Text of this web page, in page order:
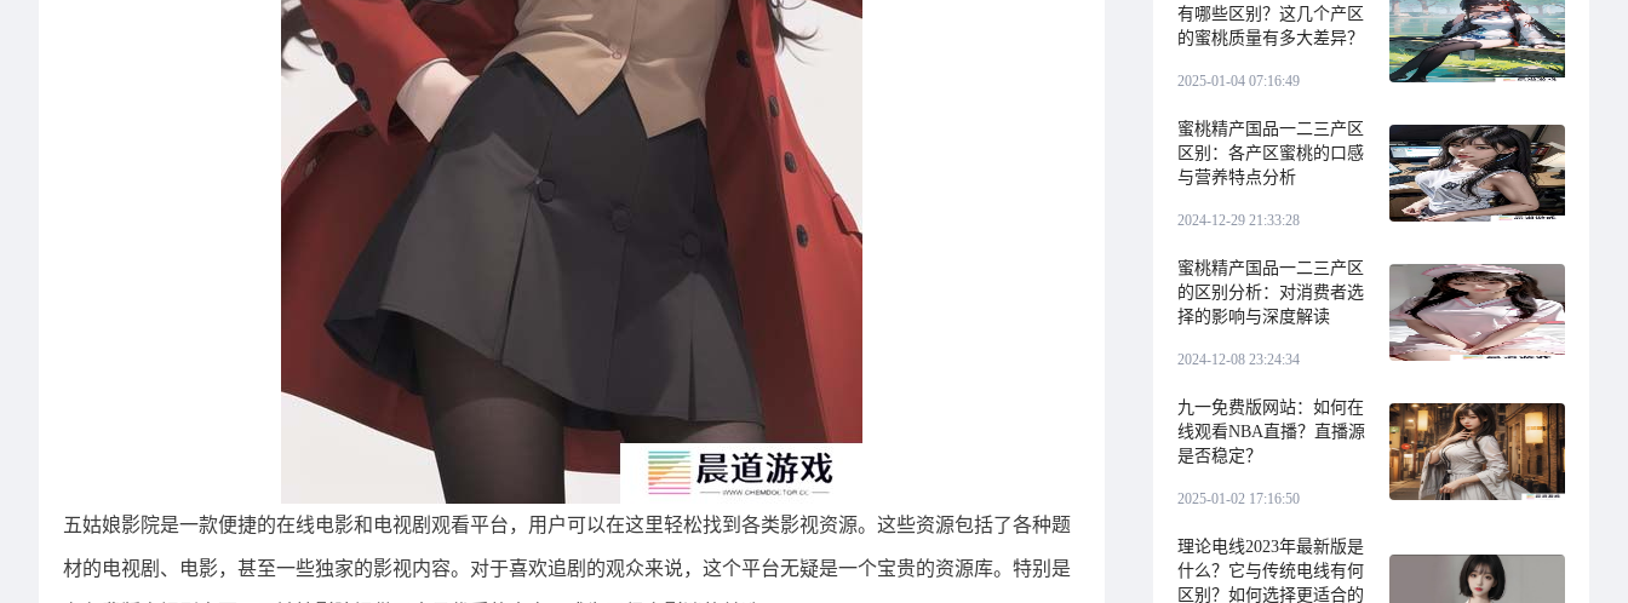
五姑娘影院是一款便捷的在线电影和电视剧观看平台，用户可以在这里轻松找到各类影视资源。这些资源包括了各种题
材的电视剧、电影，甚至一些独家的影视内容。对于喜欢追剧的观众来说，这个平台无疑是一个宝贵的资源库。特别是
有哪些区别？这几个产区
的蜜桃质量有多大差异？
2025-01-04 07:16:49
蜜桃精产国品一二三产区
区别：各产区蜜桃的口感
与营养特点分析
2024-12-29 21:33:28
蜜桃精产国品一二三产区
的区别分析：对消费者选
择的影响与深度解读
2024-12-08 23:24:34
九一免费版网站：如何在
线观看NBA直播？直播源
是否稳定？
2025-01-02 17:16:50
理论电线2023年最新版是
什么？它与传统电线有何
区别？如何选择更适合的